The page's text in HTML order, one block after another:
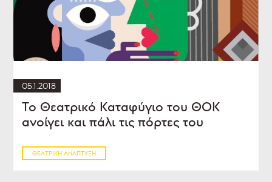
05.1.2018
Το Θεατρικό Καταφύγιο του ΘΟΚ
ανοίγει και πάλι τις πόρτες του
ΘΕΑΤΡΙΚΉ ΑΝΆΠΤΥΞΗ